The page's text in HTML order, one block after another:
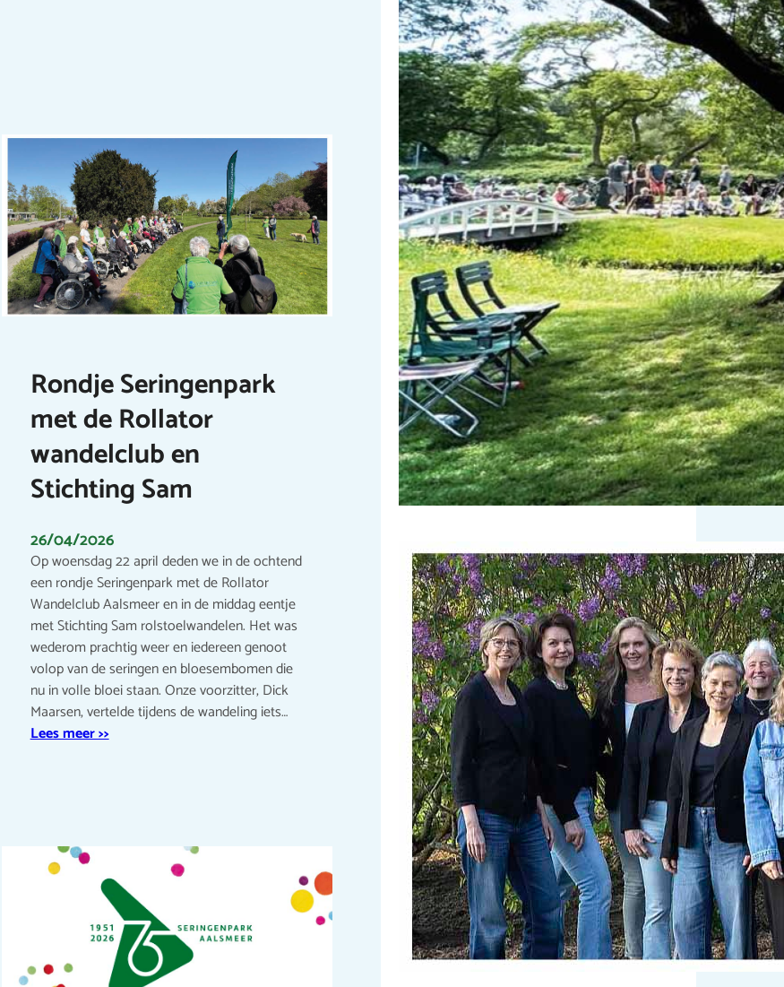
Rondje Seringenpark
met de Rollator
wandelclub en
Stichting Sam
26/04/2026
Op woensdag 22 april deden we in de ochtend
een rondje Seringenpark met de Rollator
Wandelclub Aalsmeer en in de middag eentje
met Stichting Sam rolstoelwandelen. Het was
wederom prachtig weer en iedereen genoot
volop van de seringen en bloesembomen die
nu in volle bloei staan. Onze voorzitter, Dick
Maarsen, vertelde tijdens de wandeling iets…
Lees meer >>
Davanti, 30 mei ‘zingen tussen de
seringen’
Zet zaterdag 30 mei alvast in uw
agenda want Davanti komt dan ‘zingen
tussen de Seringen’! Geniet van tijdloze
klassiekers rond de vijver in het park.
Met een speciale bijdrage van onze
dorpsdichter Marcel Harting. Neem
een kleedje of stoeltje mee (misschien
wat lekkers) en geniet! Start: 15.00 tot
16.00 uur Locatie: bij de grote…